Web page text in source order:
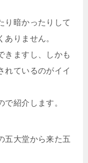
り暗かったりして
ありません。
きますし、しかも
れているのがイイ
紹介します。
五大堂から来た五